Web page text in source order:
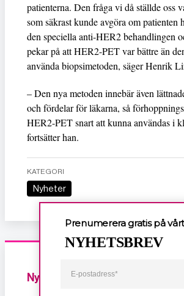
patienterna. Den fråga vi då ställde oss
som säkrast kunde avgöra om patienten
den speciella anti-HER2 behandlingen
pekar på att HER2-PET var bättre än
använda biopsimetoden, säger Henrik
– Den nya metoden innebär även
och fördelar för läkarna, så
HER2-PET snart att kunna användas i
fortsätter han.
KATEGORI
Nyheter
Nyheter
Prenumerera gratis på
NYHETSBREV